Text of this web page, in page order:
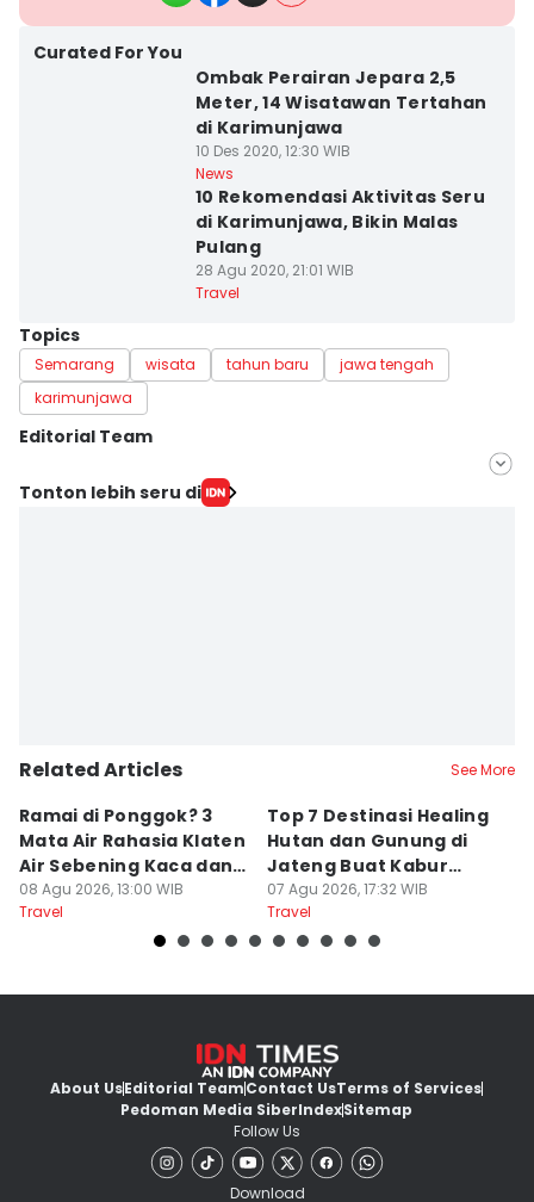
Curated For You
Ombak Perairan Jepara 2,5
Meter, 14 Wisatawan Tertahan
di Karimunjawa
10 Des 2020, 12:30 WIB
News
10 Rekomendasi Aktivitas Seru
di Karimunjawa, Bikin Malas
Pulang
28 Agu 2020, 21:01 WIB
Travel
Topics
Semarang wisata tahun baru
jawa tengah
karimunjawa
Editorial Team
Editor
Tonton lebih seru di
Related Articles See More
Ramai di Ponggok? 3
Mata Air Rahasia Klaten
Air Sebening Kaca dan
Masih Sepi
08 Agu 2026, 13:00 WIB
Travel
Top 7 Destinasi Healing
Hutan dan Gunung di
Jateng Buat Kabur
Sejenak, Under Rp200
Ribu
07 Agu 2026, 17:32 WIB
Travel
About UsEditorial TeamContact UsTerms of Services
Pedoman Media SiberIndexSitemap
Follow Us
Download